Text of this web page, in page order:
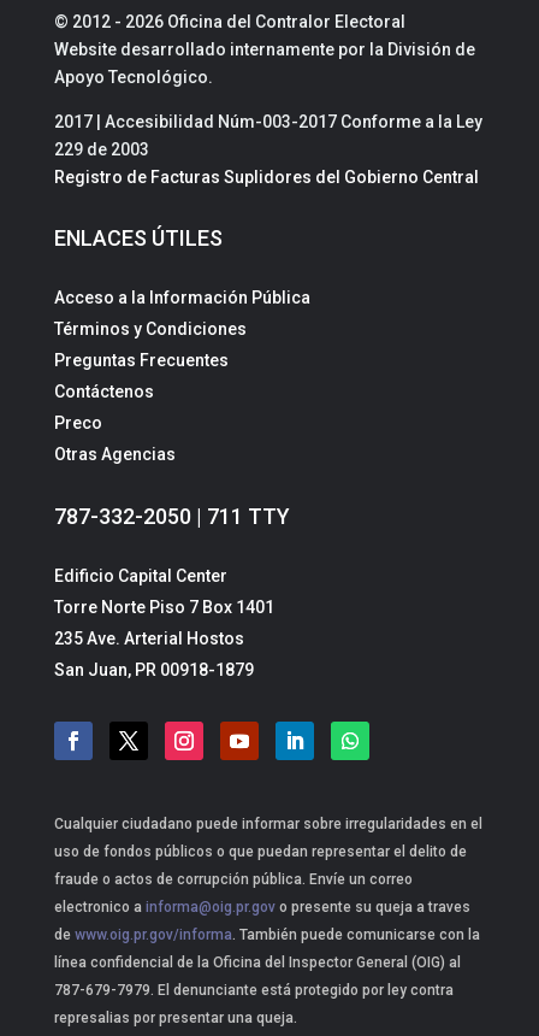
© 2012 - 2026 Oficina del Contralor Electoral
Website desarrollado internamente por la División de
Apoyo Tecnológico.
2017 | Accesibilidad Núm-003-2017 Conforme a la Ley
229 de 2003
Registro de Facturas Suplidores del Gobierno Central
ENLACES ÚTILES
Acceso a la Información Pública
Términos y Condiciones
Preguntas Frecuentes
Contáctenos
Preco
Otras Agencias
787-332-2050 | 711 TTY
Edificio Capital Center
Torre Norte Piso 7 Box 1401
235 Ave. Arterial Hostos
San Juan, PR 00918-1879
Cualquier ciudadano puede informar sobre irregularidades en el
uso de fondos públicos o que puedan representar el delito de
fraude o actos de corrupción pública. Envíe un correo
electronico a informa@oig.pr.govo presente su queja a traves
dewww.oig.pr.gov/informa. También puede comunicarse con la
línea confidencial de la Oficina del Inspector General (OIG) al
787-679-7979. El denunciante está protegido por ley contra
represalias por presentar una queja.